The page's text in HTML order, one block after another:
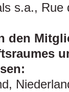
s.a., Rue
den